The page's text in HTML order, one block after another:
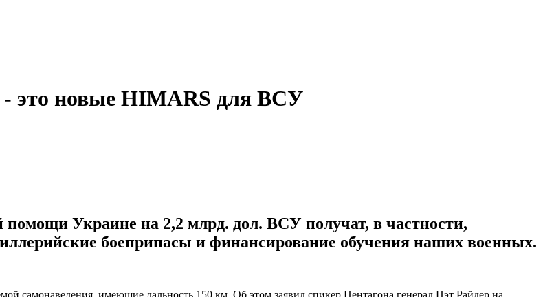
это новые HIMARS для ВСУ
Украине на 2,2 млрд. дол. ВСУ получат, в частности,
боеприпасы и финансирование обучения наших военных.
самонаведения, имеющие дальность 150 км. Об этом заявил спикер Пентагона генерал Пэт Райдер на